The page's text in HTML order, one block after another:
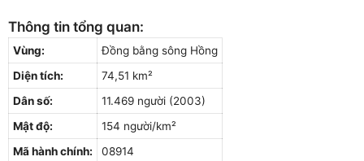
Thông tin tổng quan:
Vùng:
Đồng bằng sông Hồng
Diện tích:
74,51 km²
Dân số:
11.469 người (2003)
Mật độ:
154 người/km²
Mã hành chính:
08914